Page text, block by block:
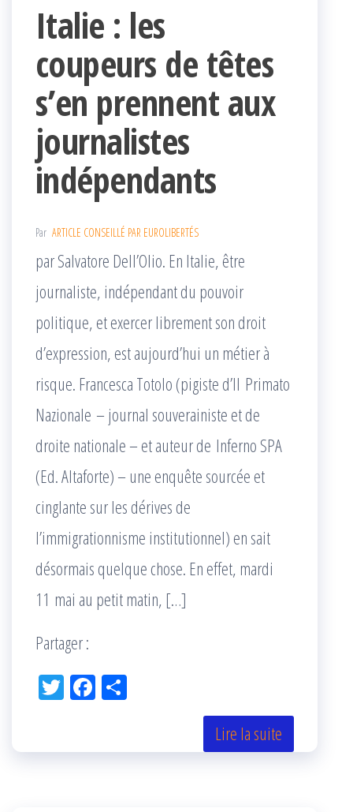
Italie : les
coupeurs de têtes
s’en prennent aux
journalistes
indépendants
Par ARTICLE CONSEILLÉ PAR EUROLIBERTÉS
par Salvatore Dell’Olio. En Italie, être
journaliste, indépendant du pouvoir
politique, et exercer librement son droit
d’expression, est aujourd’hui un métier à
risque. Francesca Totolo (pigiste d’Il Primato
Nazionale – journal souverainiste et de
droite nationale – et auteur de Inferno SPA
(Ed. Altaforte) – une enquête sourcée et
cinglante sur les dérives de
l’immigrationnisme institutionnel) en sait
désormais quelque chose. En effet, mardi
11 mai au petit matin, […]
Partager :
Tw Fac
k r
Lire la suite